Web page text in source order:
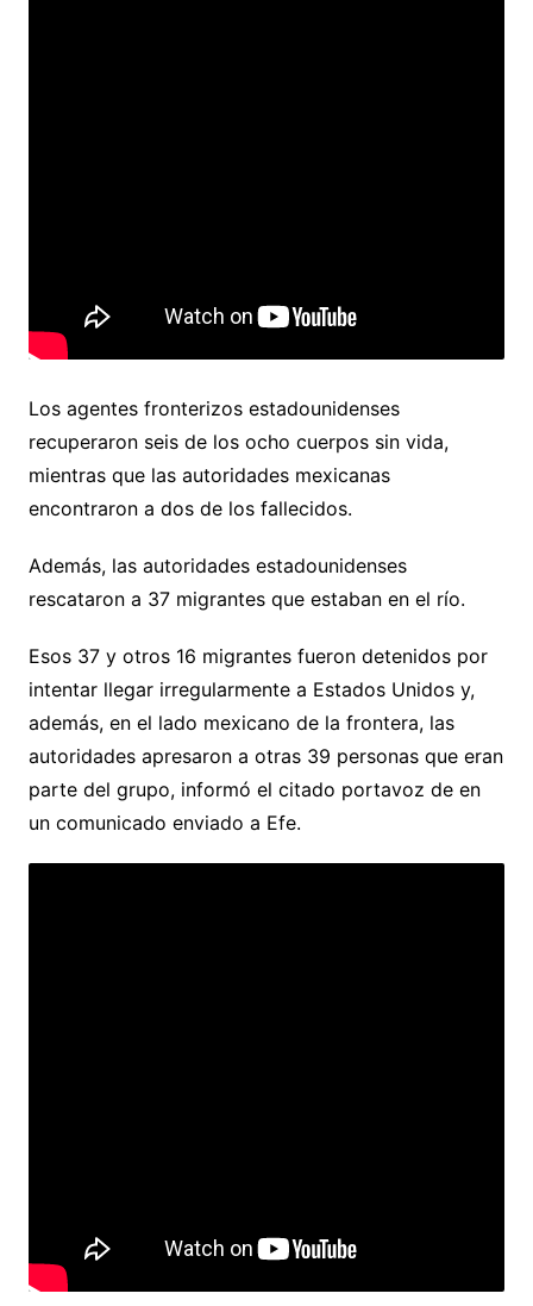
Los agentes fronterizos estadounidenses
recuperaron seis de los ocho cuerpos sin vida,
mientras que las autoridades mexicanas
encontraron a dos de los fallecidos.
Además, las autoridades estadounidenses
rescataron a 37 migrantes que estaban en el río.
Esos 37 y otros 16 migrantes fueron detenidos por
intentar llegar irregularmente a Estados Unidos y,
además, en el lado mexicano de la frontera, las
autoridades apresaron a otras 39 personas que eran
parte del grupo, informó el citado portavoz de en
un comunicado enviado a Efe.